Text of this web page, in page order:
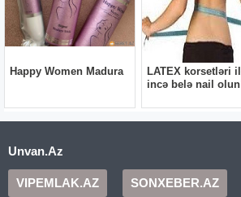
Unvan.Az
VIPEMLAK.AZ SONXEBER.AZ